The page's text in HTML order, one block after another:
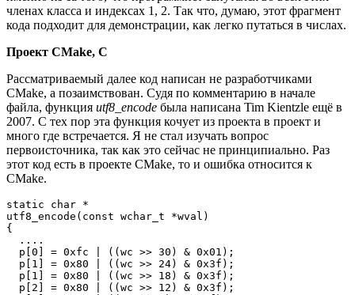
членах класса и индексах 1, 2. Так что, думаю, этот фрагмент
кода подходит для демонстрации, как легко путаться в числах.
Проект CMake, С
Рассматриваемый далее код написан не разработчиками
CMake, а позаимствован. Судя по комментарию в начале
файла, функция utf8_encode была написана Tim Kientzle ещё в
2007. С тех пор эта функция кочует из проекта в проект и
много где встречается. Я не стал изучать вопрос
первоисточника, так как это сейчас не принципиально. Раз
этот код есть в проекте CMake, то и ошибка относится к
CMake.
static char *
utf8_encode(const wchar_t *wval)
{
  ....
  p[0] = 0xfc | ((wc >> 30) & 0x01);
  p[1] = 0x80 | ((wc >> 24) & 0x3f);
  p[1] = 0x80 | ((wc >> 18) & 0x3f);
  p[2] = 0x80 | ((wc >> 12) & 0x3f);